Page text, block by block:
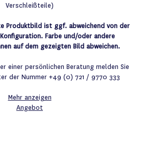
Verschleißteile)
Produktbild ist ggf. abweichend von der
Farbe und/oder andere
auf dem gezeigten Bild abweichen.
einer persönlichen Beratung melden Sie
der Nummer +49 (0) 721 / 9770 333
Mehr anzeigen
Angebot